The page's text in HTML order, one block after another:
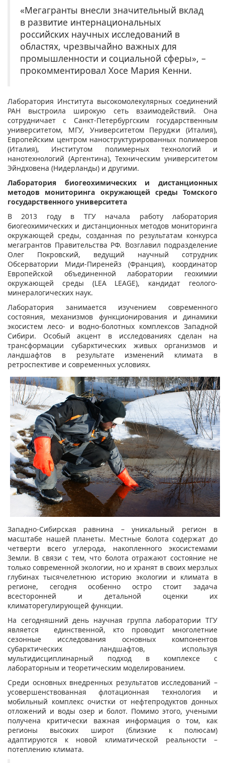
«Мегагранты внесли значительный вклад
в развитие интернациональных
российских научных исследований в
областях, чрезвычайно важных для
промышленности и социальной сферы», –
прокомментировал Хосе Мария Кенни.
Лаборатория Института высокомолекулярных соединений
РАН выстроила
широкую сеть взаимодействий. Она
сотрудничает с Санкт-Петербургским государственным
университетом, МГУ, Университетом Перуджи (Италия),
Европейским центром наноструктурированных полимеров
(Италия), Институтом полимерных технологий и
нанотехнологий (Аргентина), Техническим университетом
Эйндховена (Нидерланды) и другими.
Лаборатория биогеохимических и дистанционных
методов мониторинга окружающей среды Томского
государственного университета
В 2013 году в ТГУ начала работу лаборатория
биогеохимических и дистанционных методов мониторинга
окружающей среды, созданная по результатам конкурса
мегагрантов Правительства РФ. Возглавил подразделение
Олег Покровский, ведущий научный сотрудник
Обсерватории Миди-Пиренейз (Франция), координатор
Европейской объединенной лаборатории геохимии
окружающей среды (LEA LEAGE), кандидат геолого-
минералогических наук.
Лаборатория занимается изучением современного
состояния, механизмов функционирования и динамики
экосистем лесо- и водно-болотных комплексов Западной
Сибири. Особый акцент в исследованиях сделан на
трансформации субарктических живых организмов и
ландшафтов в результате изменений климата в
ретроспективе и современных условиях.
Западно-Сибирская равнина – уникальный регион в
масштабе нашей планеты. Местные болота содержат до
четверти всего углерода, накопленного экосистемами
Земли. В связи с тем, что болота отражают состояние не
только современной экологии, но и хранят в своих мерзлых
глубинах тысячелетнюю историю экологии и климата в
регионе, сегодня особенно остро стоит задача
всесторонней и детальной оценки их
климаторегулирующей функции.
На сегодняшний день научная группа лаборатории ТГУ
является единственной, кто проводит многолетние
сезонные исследования основных компонентов
субарктических ландшафтов, используя
мультидисциплинарный подход в комплексе с
лабораторным и теоретическим моделированием.
Среди основных внедренных результатов исследований –
усовершенствованная флотационная технология и
мобильный комплекс очистки от нефтепродуктов донных
отложений и воды озер и болот. Помимо этого, учеными
получена критически важная информация о том, как
регионы высоких широт (близкие к полюсам)
адаптируются к новой климатической реальности –
потеплению климата.